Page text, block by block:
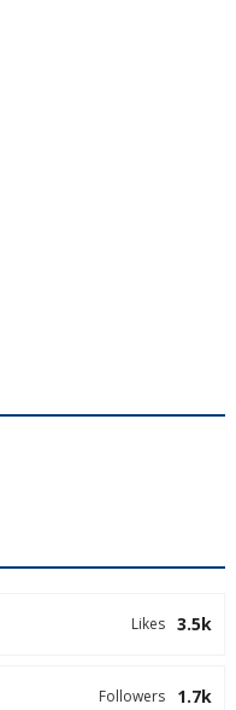
3.5k
Likes
1.7k
Followers